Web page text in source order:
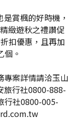
賞楓的好時機，
緻遊秋之禮讚促
扣優惠，且再加
。
專案詳情請洽玉山
旅行社0800-888-
行社0800-005-